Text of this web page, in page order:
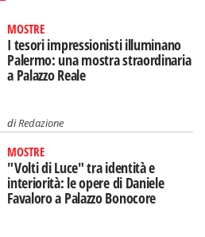
MOSTRE
I tesori impressionisti illuminano
Palermo: una mostra straordinaria
a Palazzo Reale
diRedazione
MOSTRE
"Volti di Luce" tra identità e
interiorità: le opere di Daniele
Favaloro a Palazzo Bonocore